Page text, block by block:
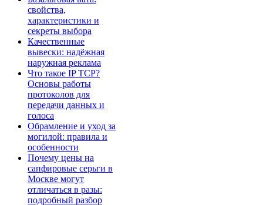
свойства,
характеристики и
секреты выбора
Качественные
вывески: надёжная
наружная реклама
Что такое IP TCP?
Основы работы
протоколов для
передачи данных и
голоса
Обрамление и уход за
могилой: правила и
особенности
Почему цены на
сапфировые серьги в
Москве могут
отличаться в разы:
подробный разбор